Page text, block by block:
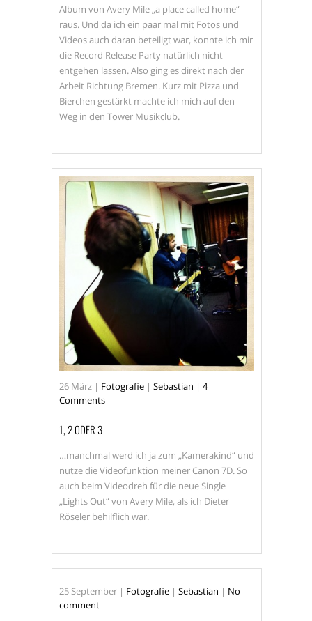
Album von Avery Mile „a place called home“
raus. Und da ich ein paar mal mit Fotos und
Videos auch daran beteiligt war, konnte ich mir
die Record Release Party natürlich nicht
entgehen lassen. Also ging es direkt nach der
Arbeit Richtung Bremen. Kurz mit Pizza und
Bierchen gestärkt machte ich mich auf den
Weg in den Tower Musikclub.
26 März | Fotografie | Sebastian | 4
Comments
1, 2 ODER 3
…manchmal werd ich ja zum „Kamerakind“ und
nutze die Videofunktion meiner Canon 7D. So
auch beim Videodreh für die neue Single
„Lights Out“ von Avery Mile, als ich Dieter
Röseler behilflich war.
25September | Fotografie | Sebastian | No
comment